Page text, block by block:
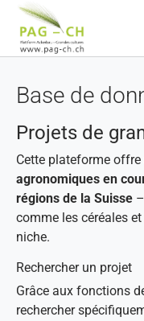
Base de
Projets de
Cette plateforme offre
agronomiques en
régions de la Suisse
comme les céréales
niche.
Rechercher un projet
Grâce aux fonctions
rechercher